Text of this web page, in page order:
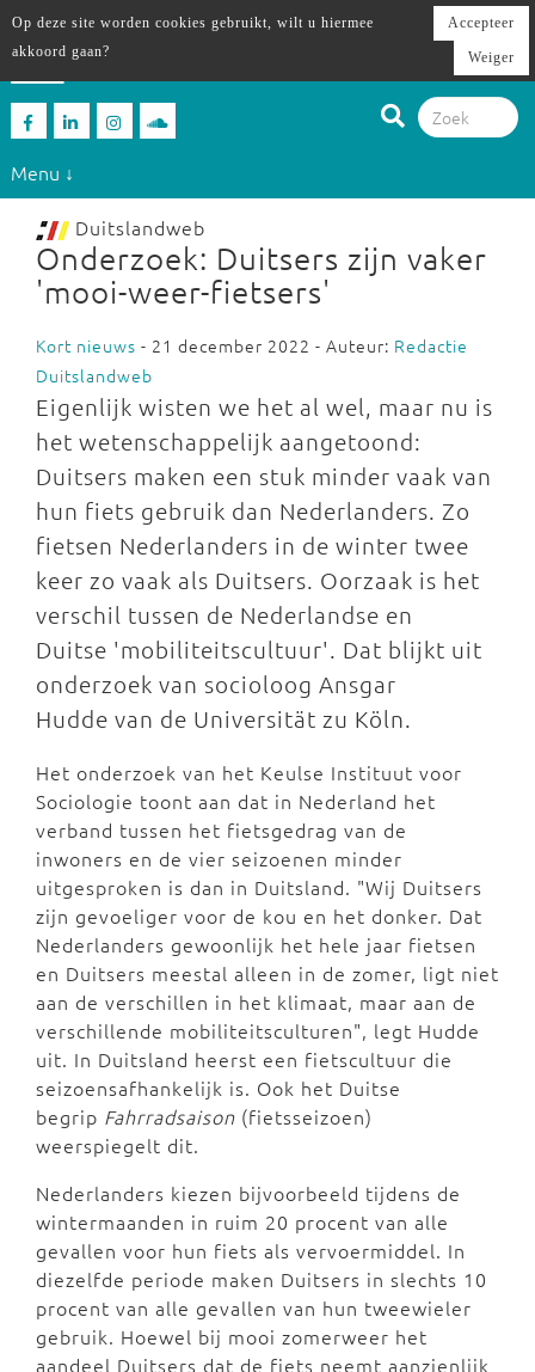
Menu ↓
Duitslandweb
Onderzoek: Duitsers zijn vaker
'mooi-weer-fietsers'
Kort nieuws - 21 december 2022 - Auteur: Redactie
Duitslandweb
Eigenlijk wisten we het al wel, maar nu is
het wetenschappelijk aangetoond:
Duitsers maken een stuk minder vaak van
hun fiets gebruik dan Nederlanders. Zo
fietsen Nederlanders in de winter twee
keer zo vaak als Duitsers. Oorzaak is het
verschil tussen de Nederlandse en
Duitse 'mobiliteitscultuur'. Dat blijkt uit
onderzoek van socioloog Ansgar
Hudde van de Universität zu Köln.
Het onderzoek van het Keulse Instituut voor
Sociologie toont aan dat in Nederland het
verband tussen het fietsgedrag van de
inwoners en de vier seizoenen minder
uitgesproken is dan in Duitsland. "Wij Duitsers
zijn gevoeliger voor de kou en het donker. Dat
Nederlanders gewoonlijk het hele jaar fietsen
en Duitsers meestal alleen in de zomer, ligt niet
aan de verschillen in het klimaat, maar aan de
verschillende mobiliteitsculturen", legt Hudde
uit. In Duitsland heerst een fietscultuur die
seizoensafhankelijk is. Ook het Duitse
begrip Fahrradsaison (fietsseizoen)
weerspiegelt dit.
Nederlanders kiezen bijvoorbeeld tijdens de
wintermaanden in ruim 20 procent van alle
gevallen voor hun fiets als vervoermiddel. In
diezelfde periode maken Duitsers in slechts 10
procent van alle gevallen van hun tweewieler
gebruik. Hoewel bij mooi zomerweer het
aandeel Duitsers dat de fiets neemt aanzienlijk
Op deze site worden cookies gebruikt, wilt u hiermee
akkoord gaan?
Accepteer
Weiger